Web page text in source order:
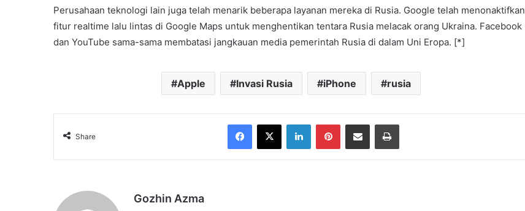
Perusahaan teknologi lain juga telah menarik beberapa layanan mereka di Rusia. Google telah menonaktifkan
fitur realtime lalu lintas di Google Maps untuk menghentikan tentara Rusia melacak orang Ukraina. Facebook
dan YouTube sama-sama membatasi jangkauan media pemerintah Rusia di dalam Uni Eropa. [*]
Apple Invasi Rusia iPhone rusia
Share
Facebook
X LinkedInPinterestShare via Email Print
Gozhin Azma